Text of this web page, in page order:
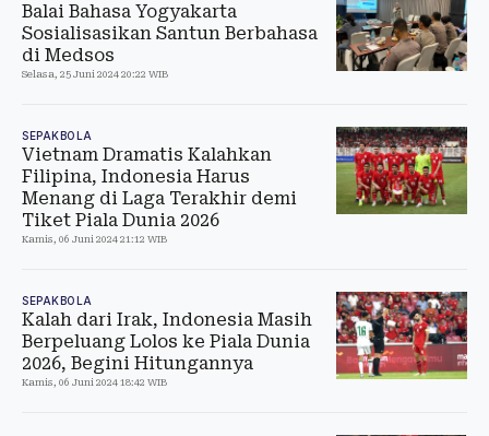
Balai Bahasa Yogyakarta
Sosialisasikan Santun Berbahasa
di Medsos
Selasa, 25 Juni 2024 20:22 WIB
SEPAKBOLA
Vietnam Dramatis Kalahkan
Filipina, Indonesia Harus
Menang di Laga Terakhir demi
Tiket Piala Dunia 2026
Kamis, 06 Juni 2024 21:12 WIB
SEPAKBOLA
Kalah dari Irak, Indonesia Masih
Berpeluang Lolos ke Piala Dunia
2026, Begini Hitungannya
Kamis, 06 Juni 2024 18:42 WIB